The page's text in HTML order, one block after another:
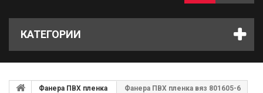
КАТЕГОРИИ
Фанера ПВХ пленка Фанера ПВХ пленка вяз 801605-6